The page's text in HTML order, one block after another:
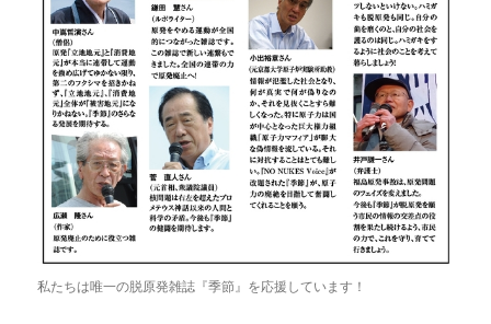
私たちは唯一の脱原発雑誌『季節』を応援しています！